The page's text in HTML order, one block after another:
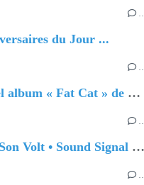
du Jour ...
🔵 Le nouvel album « Fat Cat » de Delilah Holliday (sortie le 30 Octobre 2026)
🔵 Album : Son Volt • Sound Signal Serenades